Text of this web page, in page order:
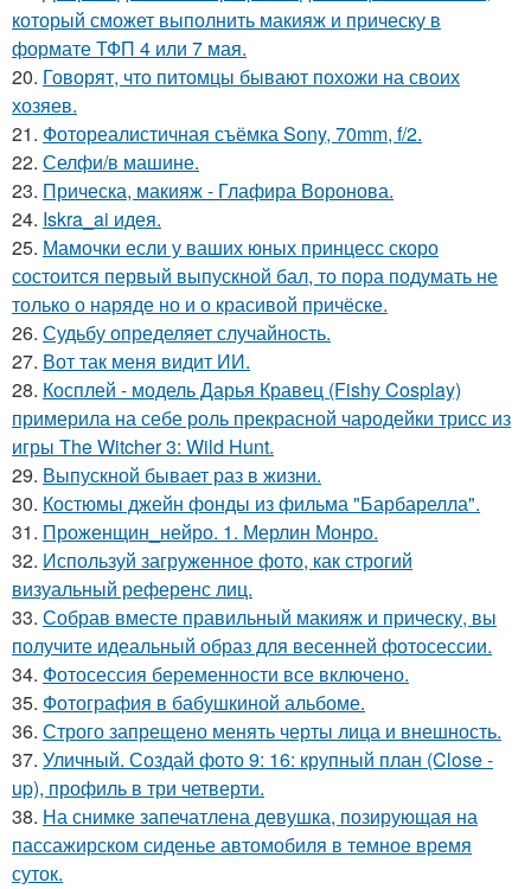
который сможет выполнить макияж и прическу в
формате ТФП 4 или 7 мая.
20. Говорят, что питомцы бывают похожи на своих
хозяев.
21. Фотореалистичная съёмка Sony, 70mm, f/2.
22. Селфи/в машине.
23. Прическа, макияж - Глафира Воронова.
24. Iskra_ai идея.
25. Мамочки если у ваших юных принцесс скоро
состоится первый выпускной бал, то пора подумать не
только о наряде но и о красивой причёске.
26. Судьбу определяет случайность.
27. Вот так меня видит ИИ.
28. Косплей - модель Дарья Кравец (Fishy Cosplay)
примерила на себе роль прекрасной чародейки трисс из
игры The Witcher 3: Wild Hunt.
29. Выпускной бывает раз в жизни.
30. Костюмы джейн фонды из фильма "Барбарелла".
31. Проженщин_нейро. 1. Мерлин Монро.
32. Используй загруженное фото, как строгий
визуальный референс лиц.
33. Собрав вместе правильный макияж и прическу, вы
получите идеальный образ для весенней фотосессии.
34. Фотосессия беременности все включено.
35. Фотография в бабушкиной альбоме.
36. Строго запрещено менять черты лица и внешность.
37. Уличный. Создай фото 9: 16: крупный план (Close -
up), профиль в три четверти.
38. На снимке запечатлена девушка, позирующая на
пассажирском сиденье автомобиля в темное время
суток.